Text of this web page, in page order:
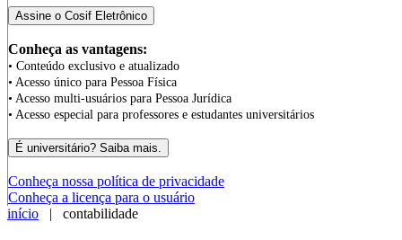
Conheça as vantagens:
• Conteúdo exclusivo e atualizado
• Acesso único para Pessoa Física
• Acesso multi-usuários para Pessoa Jurídica
• Acesso especial para professores e estudantes universitários
Conheça nossa política de privacidade
Conheça a licença para o usuário
início | contabilidade